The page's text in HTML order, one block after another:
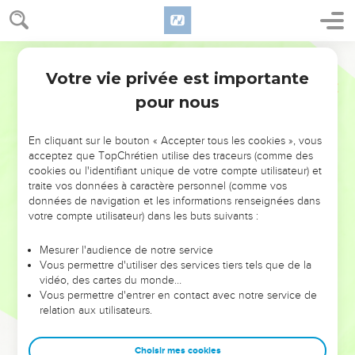
NE MANQUEZ PAS L’ÉVÉNEMENT
DE L’ANNÉE !
ET SI LEURS ERREURS POUVAIENT VOUS ÉVITER LES
VOTRES ?
leur foi ou leur vision. Mais on voit moins les doutes, les erreurs
et les saisons difficiles qu'ils ont traversés, alors même que ce
sont elles qui les ont façonnés.
Dans cette conférence, leaders, entrepreneurs, et responsables
clés pour avancer avec plus de sagesse afin que leurs erreurs
Votre vie privée est importante
pour nous
En cliquant sur le bouton « Accepter tous les cookies », vous
acceptez que TopChrétien utilise des traceurs (comme des
cookies ou l'identifiant unique de votre compte utilisateur) et
traite vos données à caractère personnel (comme vos
données de navigation et les informations renseignées dans
votre compte utilisateur) dans les buts suivants :
Mesurer l'audience de notre service
Vous permettre d'utiliser des services tiers tels que de la
vidéo, des cartes du monde…
Vous permettre d'entrer en contact avec notre service de
relation aux utilisateurs.
Choisir mes cookies